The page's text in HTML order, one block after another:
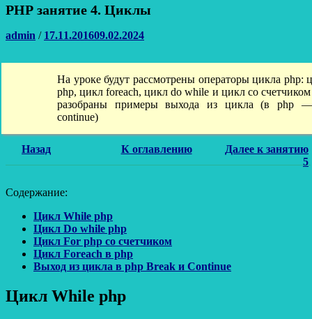
PHP занятие 4. Циклы
Автор
admin / Опубликовано
17.11.201609.02.2024
На уроке будут рассмотрены операторы цикла php:
php, цикл foreach, цикл do while и цикл со
разобраны примеры выхода из цикла (в php
continue)
Назад К оглавлению
Далее к занятию
5
Содержание:
Цикл While php
Цикл Do while php
Цикл For php со счетчиком
Цикл Foreach в php
Выход из цикла в php Break и Continue
Цикл While php